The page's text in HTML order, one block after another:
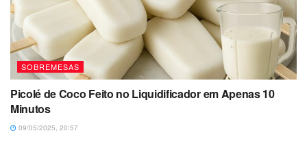
SOBREMESAS
Picolé de Coco Feito no Liquidificador em Apenas 10
Minutos
09/05/2025, 20:57